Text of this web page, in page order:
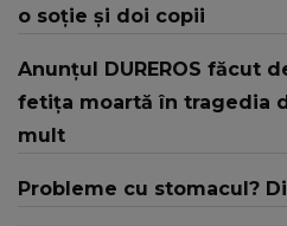
o soție și doi copii
Anunțul DUREROS făcut
fetița moartă în tragedia
mult
Probleme cu stomacul?